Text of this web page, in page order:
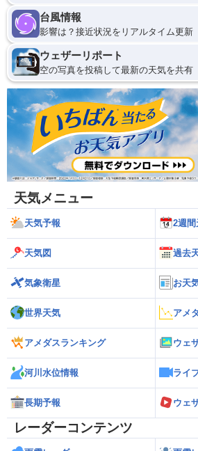
台風情報
影響は？接近状況をリアルタイム更新
ウェザーリポート
空の写真を投稿して最新の天気を共有
天気メニュー
天気予報 2週間
天気図 過去
気象衛星 お天
世界天気 アメ
アメダスランキング ウェ
河川水位情報 ライ
長期予報 ウェ
レーダーコンテンツ